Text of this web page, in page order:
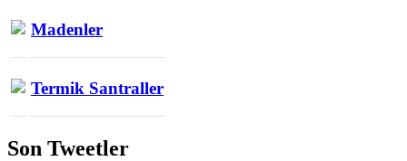
Madenler
Termik Santraller
Son Tweetler